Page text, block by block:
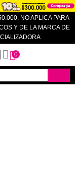
NO APLICA PARA
Y DE LA MARCA DE
SI
0